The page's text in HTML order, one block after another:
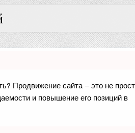
Продвижение сайта – это не
и повышение его позиций в